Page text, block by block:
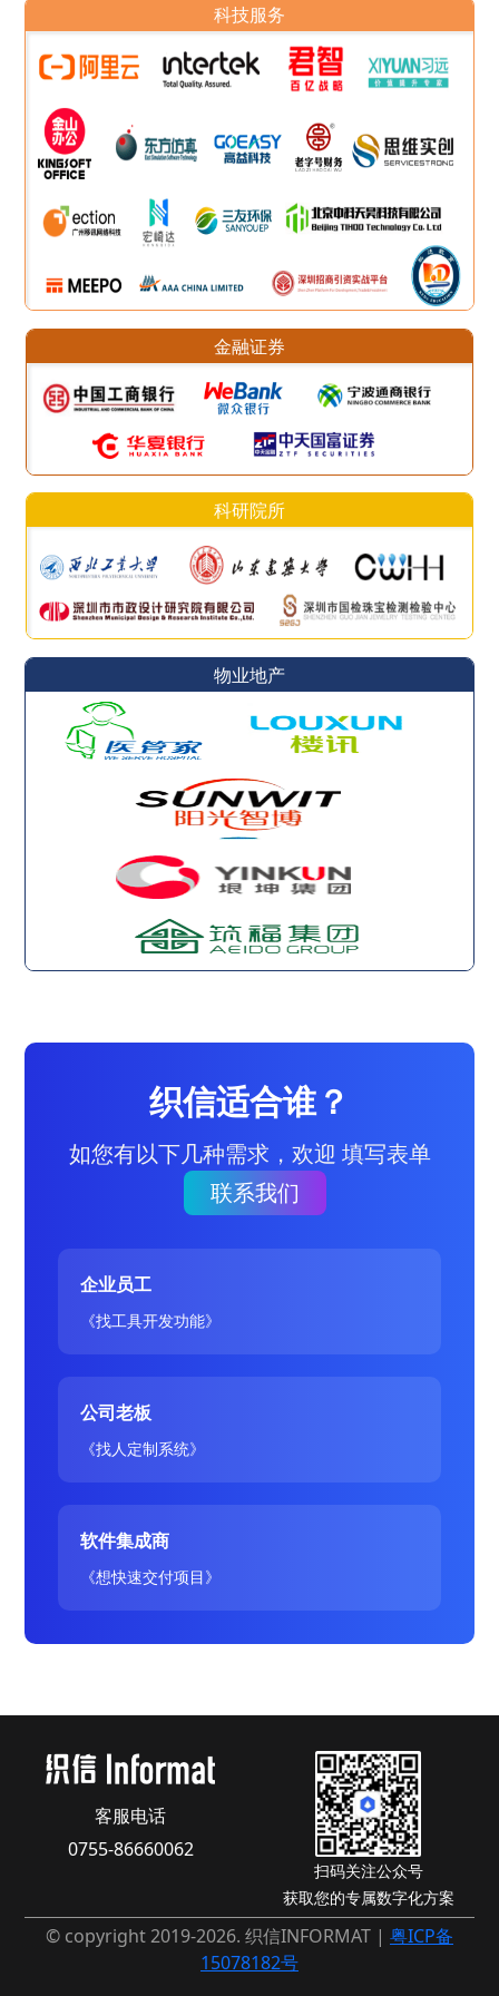
科技服务
金融证券
科研院所
物业地产
织信适合谁？
如您有以下几种需求，欢迎 填写表单
联系我们
企业员工
《找工具开发功能》
公司老板
《找人定制系统》
软件集成商
《想快速交付项目》
客服电话
0755-86660062
扫码关注公众号
获取您的专属数字化方案
© copyright 2019-2026. 织信INFORMAT | 粤ICP备
15078182号